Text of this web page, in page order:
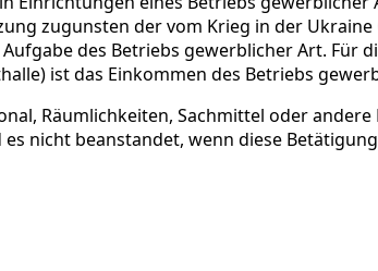
zugunsten der vom Krieg in der
des Betriebs gewerblicher Art. Für
ist das Einkommen des Betriebs
Räumlichkeiten, Sachmittel oder
nicht beanstandet, wenn diese